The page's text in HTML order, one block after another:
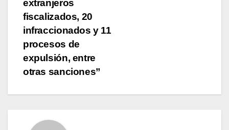
extranjeros
fiscalizados, 20
infraccionados y 11
procesos de
expulsión, entre
otras sanciones”